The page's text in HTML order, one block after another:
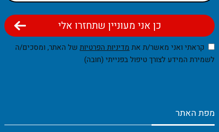
קראתי ואני מאשר/ת את מדיניות הפרטיותשל האתר, ומסכים/ה
לשמירת המידע לצורך טיפול בפנייתי (חובה)
מפת האתר